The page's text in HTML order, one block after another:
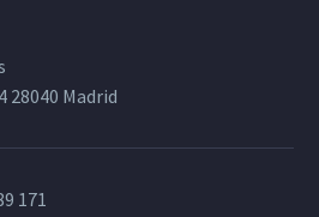
28040 Madrid
171